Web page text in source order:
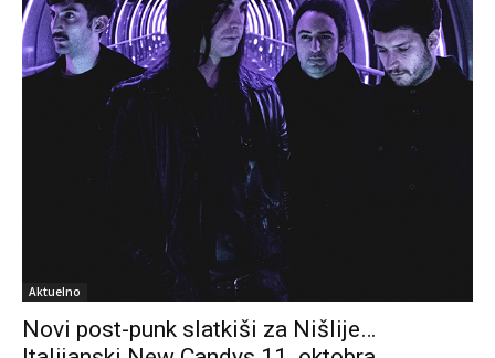
Aktuelno
Novi post-punk slatkiši za Nišlije…